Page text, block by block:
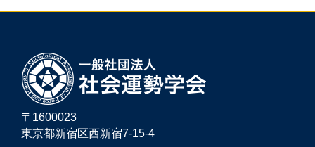
〒1600023
東京都新宿区西新宿7-15-4